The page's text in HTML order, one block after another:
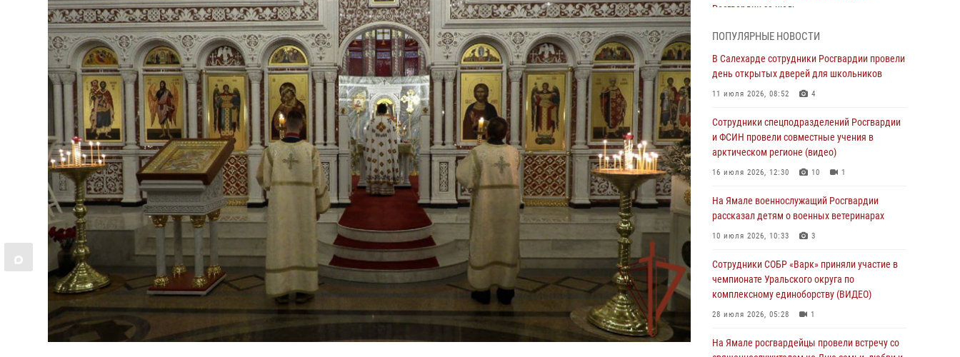
Росгвардии за июль
Росгвардия обеспечила общественный
порядок в период празднования Дня ВДВ на
Генерал-полковник Юрий Аверин выступил на
Всероссийском молодёжном
образовательном форуме «Территория
03 августа 2026, 06:54 2
Директор Росгвардии Герой России генерал
специалистов подразделений тыла с
профессиональным праздником
01 августа 2026, 11:28
мастерство на Ямале
ПОПУЛЯРНЫЕ НОВОСТИ
В Салехарде сотрудники Росгвардии провели
день открытых дверей для школьников
11 июля 2026, 08:52 4
Сотрудники спецподразделений Росгвардии
и ФСИН провели совместные учения в
арктическом регионе (видео)
16 июля 2026, 12:30 10 1
На Ямале военнослужащий Росгвардии
рассказал детям о военных ветеринарах
10 июля 2026, 10:33 3
Сотрудники СОБР «Варк» приняли участие в
чемпионате Уральского округа по
комплексному единоборству (ВИДЕО)
28 июля 2026, 05:28 1
На Ямале росгвардейцы провели встречу со